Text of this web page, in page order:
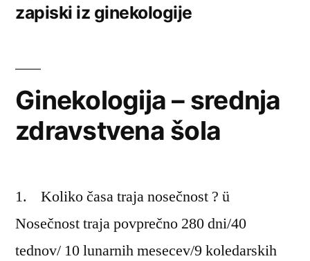
zapiski iz ginekologije
Ginekologija – srednja
zdravstvena šola
1. Koliko časa traja nosečnost ? ü
Nosečnost traja povprečno 280 dni/40
tednov/ 10 lunarnih mesecev/9 koledarskih